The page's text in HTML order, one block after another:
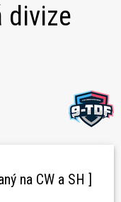
divize
na CW a SH ]